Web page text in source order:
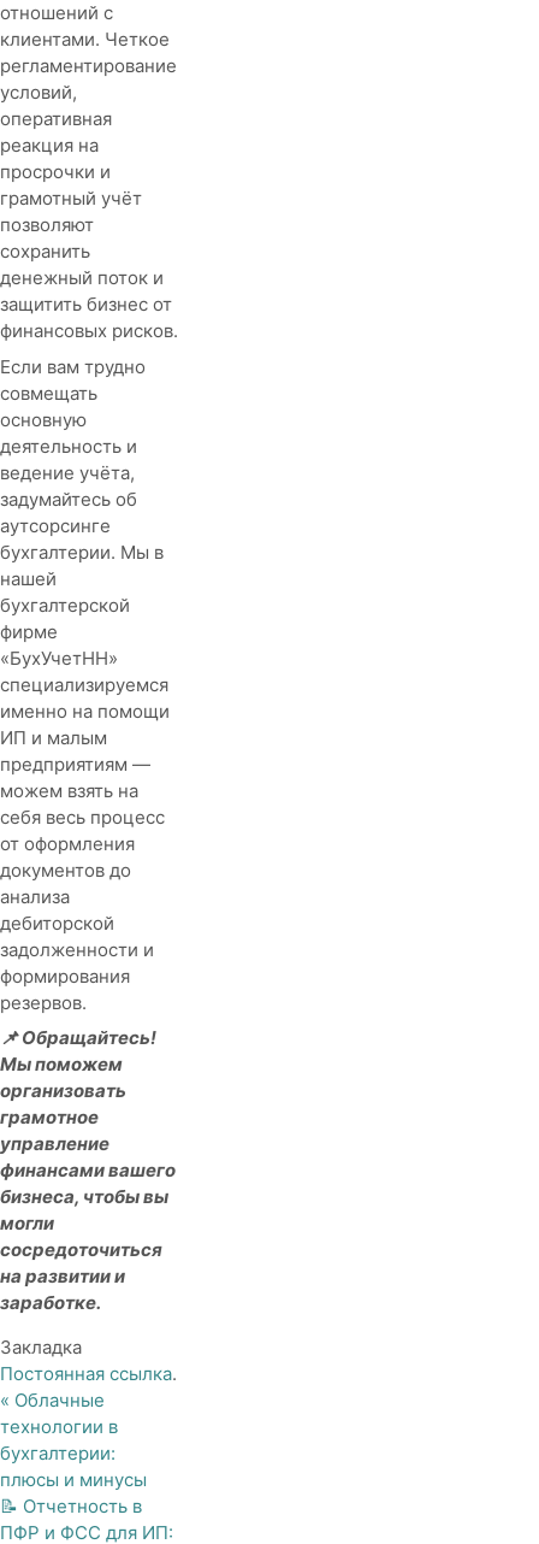
отношений с
клиентами. Четкое
регламентирование
условий,
оперативная
реакция на
просрочки и
грамотный учёт
позволяют
сохранить
денежный поток и
защитить бизнес от
финансовых рисков.
Если вам трудно
совмещать
основную
деятельность и
ведение учёта,
задумайтесь об
аутсорсинге
бухгалтерии. Мы в
нашей
бухгалтерской
фирме
«БухУчетНН»
специализируемся
именно на помощи
ИП и малым
предприятиям —
можем взять на
себя весь процесс
от оформления
документов до
анализа
дебиторской
задолженности и
формирования
резервов.
📌 Обращайтесь!
Мы поможем
организовать
грамотное
управление
финансами вашего
бизнеса, чтобы вы
могли
сосредоточиться
на развитии и
заработке.
Закладка
Постоянная ссылка.
« Облачные
технологии в
бухгалтерии:
плюсы и минусы
📝 Отчетность в
ПФР и ФСС для ИП: